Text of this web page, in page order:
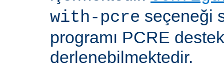
with-pcre seçeneği
programı PCRE
derlenebilmektedir.